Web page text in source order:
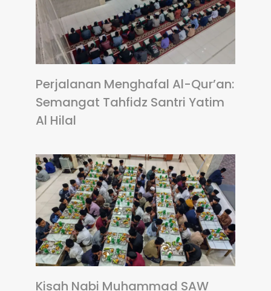
Perjalanan Menghafal Al-Qur’an:
Semangat Tahfidz Santri Yatim
Al Hilal
Kisah Nabi Muhammad SAW